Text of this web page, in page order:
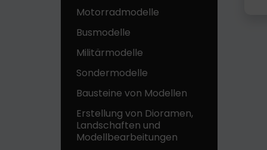
Motorradmodelle
Busmodelle
Militärmodelle
Sondermodelle
Bausteine ​​von Modellen
Erstellung von Dioramen,
Landschaften und
Modellbearbeitungen